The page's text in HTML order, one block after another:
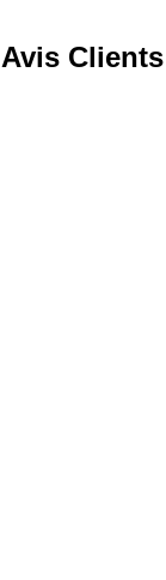
Avis Clients